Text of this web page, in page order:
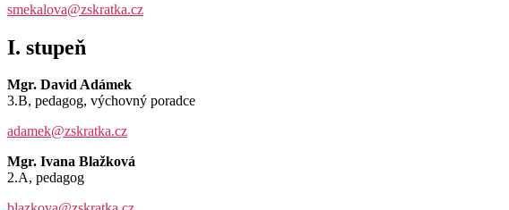
smekalova@zskratka.cz
I. stupeň
Mgr. David Adámek
3.B, pedagog, výchovný poradce
adamek@zskratka.cz
Mgr. Ivana Blažková
2.A, pedagog